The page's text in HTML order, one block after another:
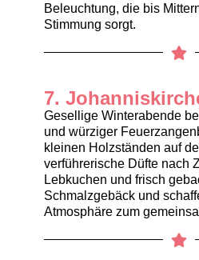
Beleuchtung, die bis
Stimmung sorgt.
7.
Gesellige Winterabende
und würziger
kleinen Holzständen auf
verführerische Düfte nach
Lebkuchen und frisch
Schmalzgebäck und
Atmosphäre zum